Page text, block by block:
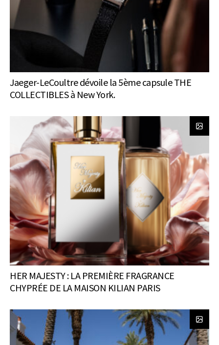
Jaeger-LeCoultre dévoile la 5ème capsule THE
COLLECTIBLES à New York.
HER MAJESTY : LA PREMIÈRE FRAGRANCE
CHYPRÉE DE LA MAISON KILIAN PARIS